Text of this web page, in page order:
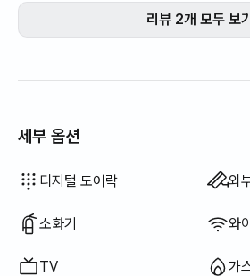
리뷰 2개 모두 보기
세부 옵션
디지털 도어락 외
소화기 와
TV 가
에어컨
식탁 및 의자
옷장
소파
이용 불가:
열쇠 잠금 장치
이용 불가:
경비실 · 경비원
이용 불가:
건조기
이용 불가:
공용 가스레인지 · 인덕션
이용 불가:
공용 냉장고
이용 불가:
공용 전자레인지
이용 불가:
공용 세탁기
이용 불가:
공용 건조기
이용 불가:
추가 침구류 가능
이용 불가:
보일러 (도시가스)
이용 불가:
사무용 책상
드라이기
암막 커튼
세탁 세제
섬유 유연제
식기 세정제
쓰레기 봉투
행주
수세미
전기 주전자
전기 밥솥
조리 도구 (도마, 칼, 가위 등)
냄비 · 후라이팬
기본 식기 (그릇, 컵 등)
야외 바베큐 시설
행거
좌식 식탁
LPG 가스
유선 인터넷
빨래 건조대
이용 불가: 욕조
이용 불가: 비데
이용 불가: 필터 샤워기
이용 불가: 바디워시
이용 불가: 샴푸 · 린스
이용 불가: 비누
이용 불가: 화장지
이용 불가: 칫솔
이용 불가: 치약
이용 불가: 수건
이용 불가: 토퍼 · 접이식 매트리스
이용 불가: 블라인드
이용 불가: 빗자루
이용 불가: 음식물 쓰레기 봉투
이용 불가: 청소기
이용 불가: 엘리베이터
이용 불가: 무료 피트니스
이용 불가: 수영장
이용 불가: 무료 공용 사우나
이용 불가: 스파 · 월풀
이용 불가: 자쿠지 · 히노끼탕
이용 불가: 테라스
이용 불가: 소파베드
이용 불가: 선풍기
이용 불가: 전기보일러
이용 불가: 기름(등유) 난방
이용 불가: 신재생 에너지
이용 불가: 빔프로젝터
이용 불가: 다리미
이용 불가: 세탁건조기 일체형